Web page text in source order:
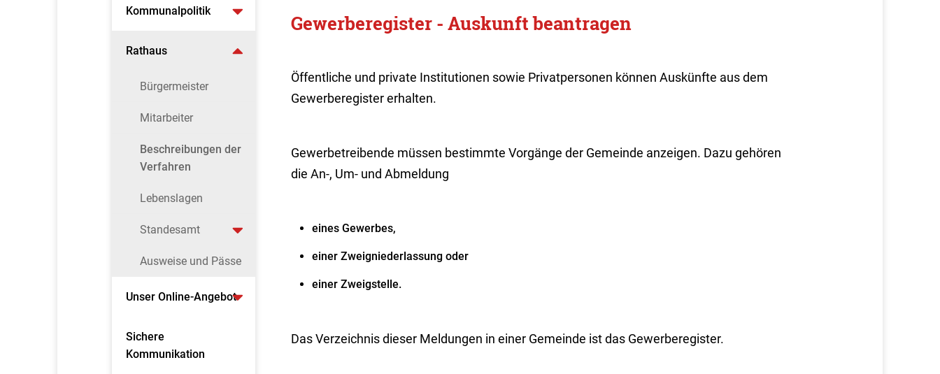
Kommunalpolitik
Rathaus
Bürgermeister
Mitarbeiter
Beschreibungen der
Verfahren
Lebenslagen
Standesamt
Ausweise und Pässe
Unser Online-Angebot
Sichere
Kommunikation
Gewerberegister - Auskunft beantragen
Öffentliche und private Institutionen sowie Privatpersonen können Auskünfte aus dem
Gewerberegister erhalten.
Gewerbetreibende müssen bestimmte Vorgänge der Gemeinde anzeigen. Dazu gehören
die An-, Um- und Abmeldung
eines Gewerbes,
einer Zweigniederlassung oder
einer Zweigstelle.
DasVerzeichnis dieser Meldungen in einer Gemeinde ist das Gewerberegister.